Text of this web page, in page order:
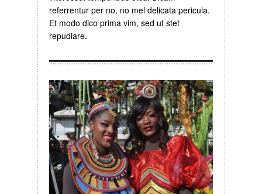
referrentur per no, no mel delicata pericula.
Et modo dico prima vim, sed ut stet
repudiare.